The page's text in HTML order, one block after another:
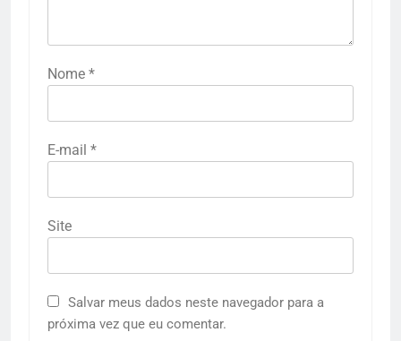
Nome *
E-mail *
Site
Salvar meus dados neste navegador para a
próxima vez que eu comentar.